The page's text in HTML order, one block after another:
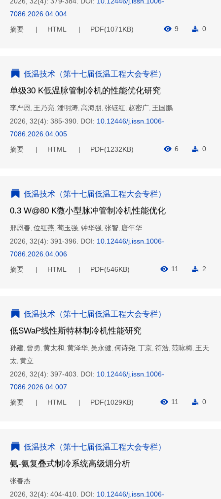
7086.2026.04.004
摘要
HTML PDF(1071KB) 9 0
低温技术（第十七届低温工程大会专栏）
单级30 K低温脉管制冷机的性能优化研究
李严恩 , 王乃亮, 潘明涛, 高海朋, 张钰红, 赵密广, 王国鹏
2026, 32(4): 385-390. DOI: 10.12446/j.issn.1006-
7086.2026.04.005
摘要
HTML PDF(1232KB) 6 0
低温技术（第十七届低温工程大会专栏）
0.3 W@80 K微小型脉冲管制冷机性能优化
邢恩春, 位红燕, 荀玉强, 钟华强, 张智, 唐年华
2026, 32(4): 391-396.
DOI: 10.12446/j.issn.1006-
7086.2026.04.006
摘要
HTML PDF(546KB) 11 2
低温技术（第十七届低温工程大会专栏）
低SWaP线性斯特林制冷机性能研究
孙建, 曾勇 , 黄太和, 黄泽华, 吴永健, 何诗尧, 丁京, 符浩, 范咏梅, 王天
太, 黄立
2026, 32(4): 397-403.
DOI: 10.12446/j.issn.1006-
7086.2026.04.007
摘要
HTML PDF(1029KB) 11 0
低温技术（第十七届低温工程大会专栏）
氨-氨复叠式制冷系统高级㶲分析
张春杰
2026, 32(4): 404-410. DOI: 10.12446/j.issn.1006-